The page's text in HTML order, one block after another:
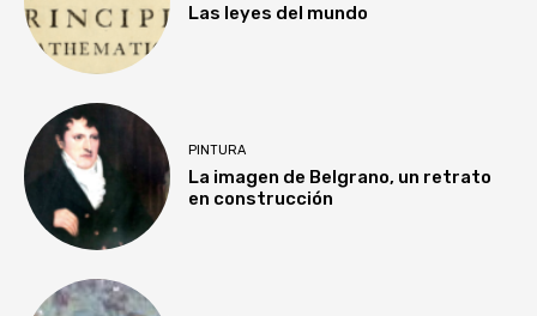
Las leyes del mundo
PINTURA
La imagen de Belgrano, un retrato
en construcción